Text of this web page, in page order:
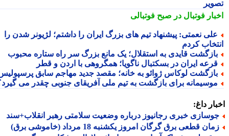
فوتبال در صبح فوتبالی
نعمتی: پیشنهاد تیم های بزرگ ایران را داشتم؛ لژیونر شدن را
کردم
قایدی به استقلال؛ یک مانع بزرگ سر راه ستاره محبوب
ایران در بسکتبال ناگویا؛ همگروهی با اردن و قطر
لوکاس ژوائو به خانه؛ مقصد جدید مهاجم سابق پرسپولیس
برای بازگشت به تیم ملی آفریقای جنوبی چقدر می گیرد؟
داغ:
خبری رجانیوز درباره وضعیت سلامتی رهبر انقلاب+سند
قطعی برق گرگان امروز یکشنبه 18 مرداد (خاموشی برق)